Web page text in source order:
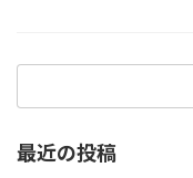
最近の投稿